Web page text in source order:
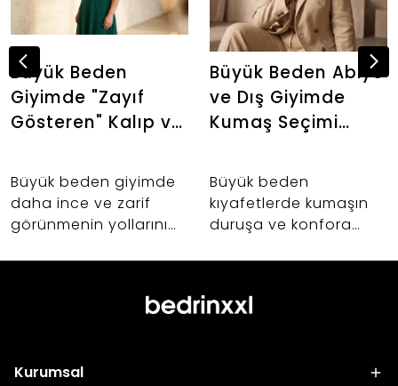
Büyük Beden
Giyimde "Zayıf
Gösteren" Kalıp ve
Oranı Keşfedin
Büyük beden giyimde
daha ince ve zarif
görünmenin yollarını
arası kadınlar için
uygun kalıp uzmanlığı,
felsefesi.
Büyük Beden Abiye
ve Dış Giyimde
Kumaş Seçimi
Büyük beden
kıyafetlerde kumaşın
duruşa ve konfora
takım ve dış giyim
kurtaracak kumaş
Kurumsal